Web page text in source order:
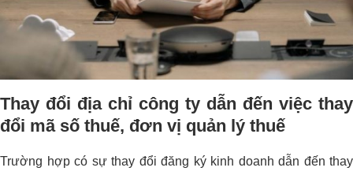
Thay đổi địa chỉ công ty dẫn đến việc thay
đổi mã số thuế, đơn vị quản lý thuế
Trường hợp có sự thay đổi đăng ký kinh doanh dẫn đến thay